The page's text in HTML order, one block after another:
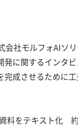
社モルフォAIソ
に関するインタ
完成させるために
料をテキスト化